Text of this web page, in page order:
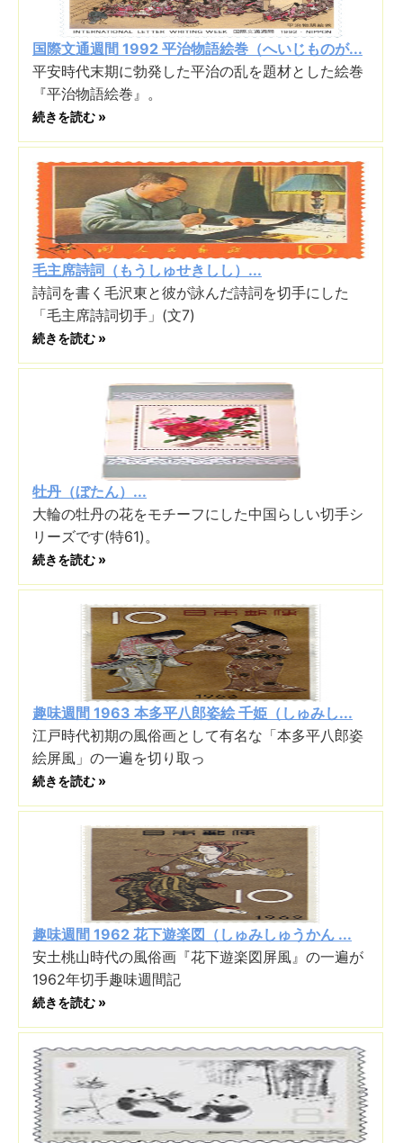
国際文通週間 1992 平治物語絵巻（へいじものが...
平安時代末期に勃発した平治の乱を題材とした絵巻
『平治物語絵巻』。
続きを読む »
毛主席詩詞（もうしゅせきしし）...
詩詞を書く毛沢東と彼が詠んだ詩詞を切手にした
「毛主席詩詞切手」(文7)
続きを読む »
牡丹（ぼたん）...
大輪の牡丹の花をモチーフにした中国らしい切手シ
リーズです(特61)。
続きを読む »
趣味週間 1963 本多平八郎姿絵 千姫（しゅみし...
江戸時代初期の風俗画として有名な「本多平八郎姿
絵屏風」の一遍を切り取っ
続きを読む »
趣味週間 1962 花下遊楽図（しゅみしゅうかん ...
安土桃山時代の風俗画『花下遊楽図屏風』の一遍が
1962年切手趣味週間記
続きを読む »